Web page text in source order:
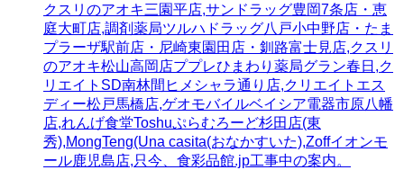
クスリのアオキ三園平店,サンドラッグ豊岡7条店・恵
庭大町店,調剤薬局ツルハドラッグ八戸小中野店・たま
プラーザ駅前店・尼崎東園田店・釧路富士見店,クスリ
のアオキ松山高岡店ププレひまわり薬局グラン春日,ク
リエイトSD南林間ヒメシャラ通り店,クリエイトエス
ディー松戸馬橋店,ゲオモバイルベイシア電器市原八幡
店,れんげ食堂Toshuぷらむろーど杉田店(東
秀),MongTeng(Una casita(おなかすいた),Zoffイオンモ
ール鹿児島店,只今、食彩品館.jp工事中の案内。